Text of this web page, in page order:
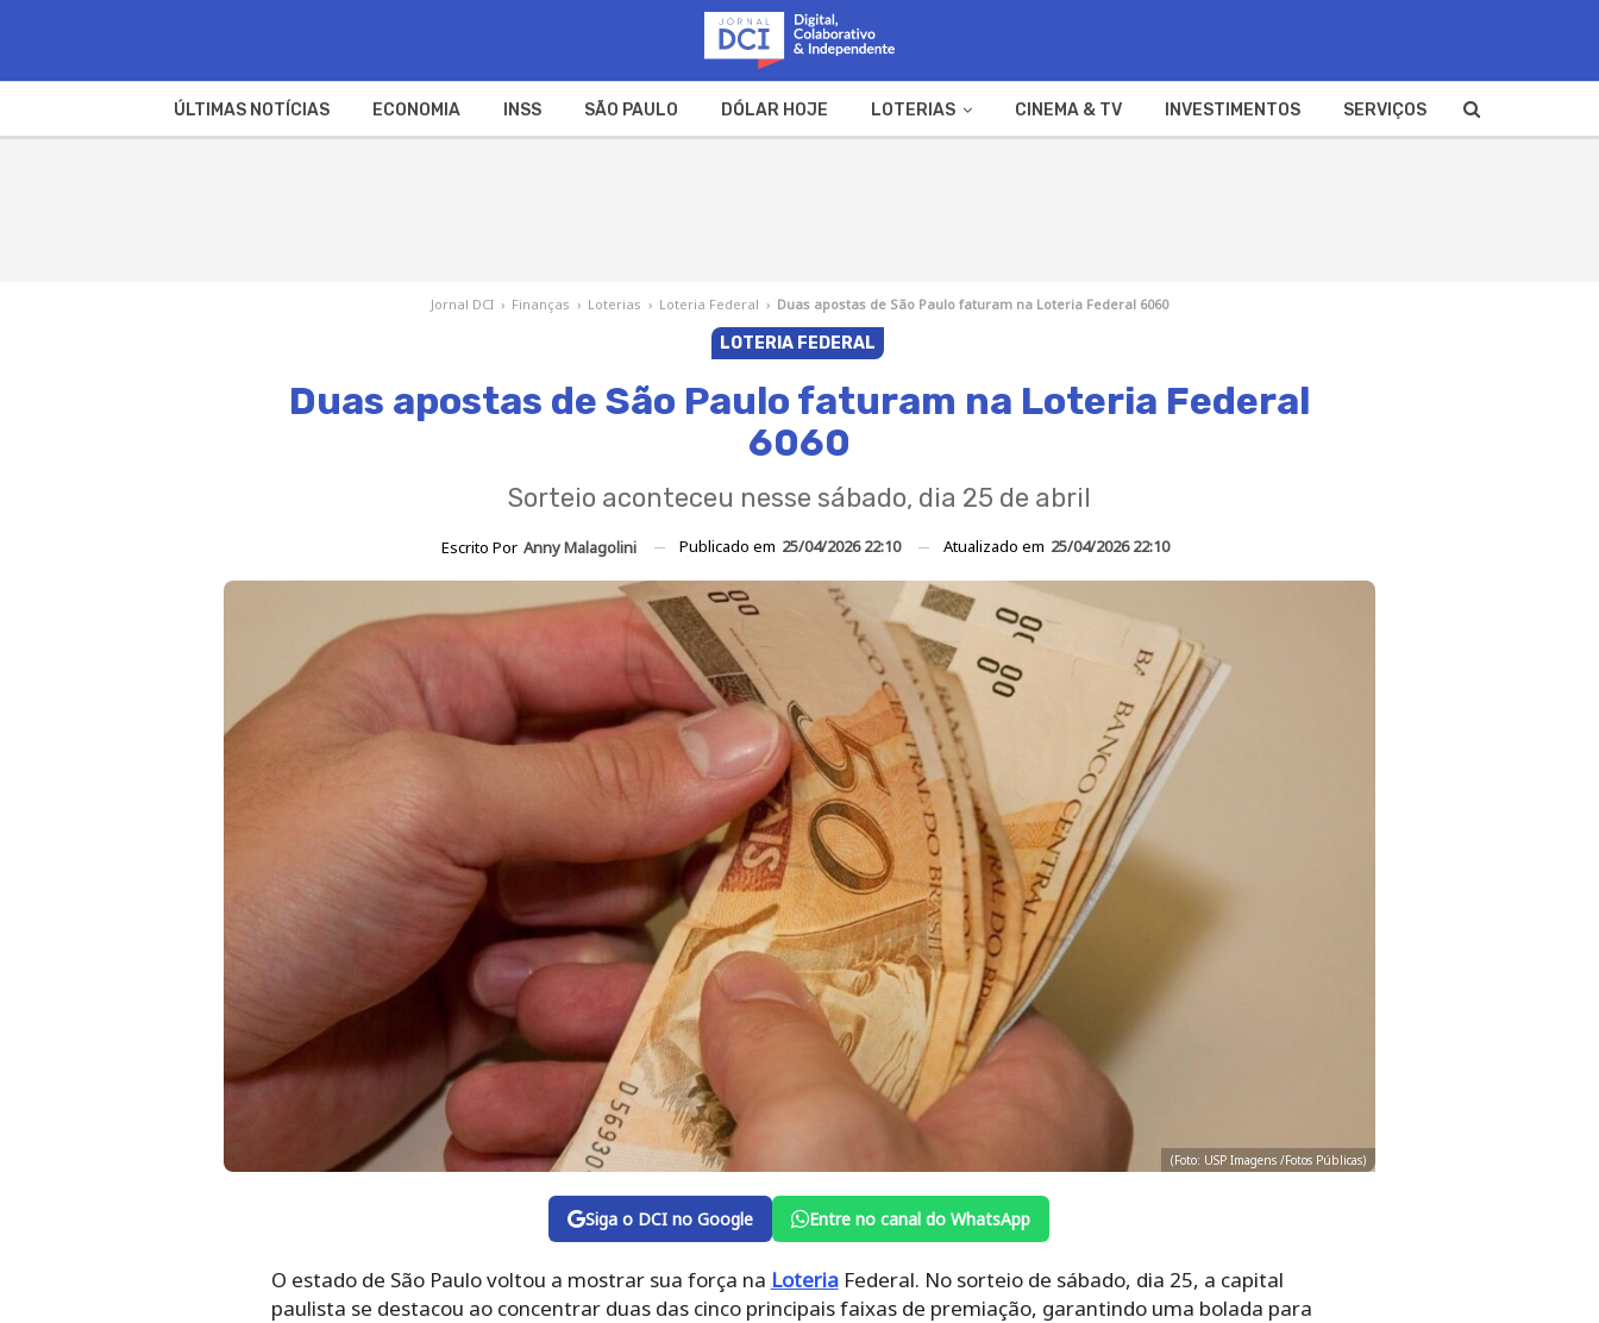
ÚLTIMAS NOTÍCIAS ECONOMIA INSS SÃO PAULO DÓLAR HOJE LOTERIAS CINEMA & TV INVESTIMENTOS SERVIÇOS
Jornal DCI › Finanças › Loterias › Loteria Federal › Duas apostas de São Paulo faturam na Loteria Federal 6060
LOTERIA FEDERAL
Duas apostas de São Paulo faturam na Loteria Federal
6060
Sorteio aconteceu nesse sábado, dia 25 de abril
Escrito Por Anny Malagolini Publicado em 25/04/2026 22:10 Atualizado em 25/04/2026 22:10
(Foto: USP Imagens /Fotos Públicas)
Siga o DCI no Google Entre no canal do WhatsApp
O estado de São Paulo voltou a mostrar sua força na LoteriaFederal. No sorteio de sábado, dia 25, a capital
paulista se destacou ao concentrar duas das cinco principais faixas de premiação, garantindo uma bolada para